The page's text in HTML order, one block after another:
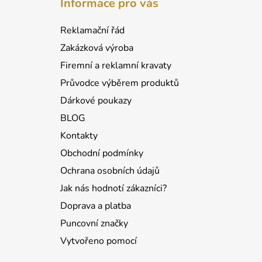
Informace pro vás
Reklamační řád
Zakázková výroba
Firemní a reklamní kravaty
Průvodce výběrem produktů
Dárkové poukazy
BLOG
Kontakty
Obchodní podmínky
Ochrana osobních údajů
Jak nás hodnotí zákazníci?
Doprava a platba
Puncovní značky
Vytvořeno pomocí